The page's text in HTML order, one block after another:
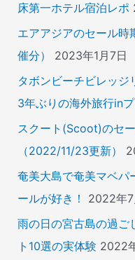
床第一ホテル宿泊レポ
エアアジアのセール
催分）
2023年1月7日
タボンビーチビレッジ
3年ぶりの海外旅行in
スクート(Scoot)のセ
（2022/11/23更新）
奄美大島で奄美マベ
ールが好き！
2022年
雨の日の宮古島の過ご
ト10選の実体験 2022